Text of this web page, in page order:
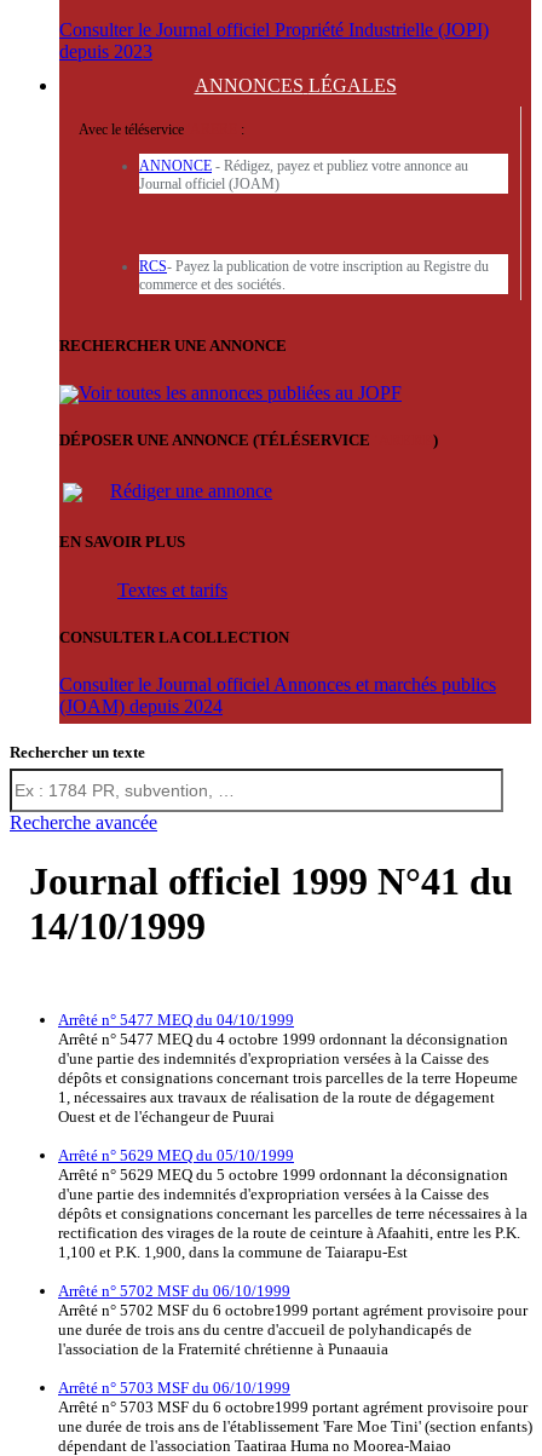
Consulter le Journal officiel Propriété Industrielle (JOPI)
depuis 2023
ANNONCES LÉGALES
Avec le téléservice :
ANNONCE - Rédigez, payez et publiez votre annonce au
Journal officiel (JOAM)
RCS- Payez la publication de votre inscription au Registre du
commerce et des sociétés.
RECHERCHER UNE ANNONCE
Voir toutes les annonces publiées au JOPF
DÉPOSER UNE ANNONCE (TÉLÉSERVICE )
Rédiger une annonce
EN SAVOIR PLUS
Textes et tarifs
CONSULTER LA COLLECTION
Consulter le Journal officiel Annonces et marchés publics
(JOAM) depuis 2024
Rechercher un texte
Recherche avancée
Journal officiel 1999 N°41 du
14/10/1999
Arrêté n° 5477 MEQ du 04/10/1999
Arrêté n° 5477 MEQ du 4 octobre 1999 ordonnant la déconsignation
d'une partie des indemnités d'expropriation versées à la Caisse des
dépôts et consignations concernant trois parcelles de la terre Hopeume
1, nécessaires aux travaux de réalisation de la route de dégagement
Ouest et de l'échangeur de Puurai
Arrêté n° 5629 MEQ du 05/10/1999
Arrêté n° 5629 MEQ du 5 octobre 1999 ordonnant la déconsignation
d'une partie des indemnités d'expropriation versées à la Caisse des
dépôts et consignations concernant les parcelles de terre nécessaires à la
rectification des virages de la route de ceinture à Afaahiti, entre les P.K.
1,100 et P.K. 1,900, dans la commune de Taiarapu-Est
Arrêté n° 5702 MSF du 06/10/1999
Arrêté n° 5702 MSF du 6 octobre1999 portant agrément provisoire pour
une durée de trois ans du centre d'accueil de polyhandicapés de
l'association de la Fraternité chrétienne à Punaauia
Arrêté n° 5703 MSF du 06/10/1999
Arrêté n° 5703 MSF du 6 octobre1999 portant agrément provisoire pour
une durée de trois ans de l'établissement 'Fare Moe Tini' (section enfants)
dépendant de l'association Taatiraa Huma no Moorea-Maiao